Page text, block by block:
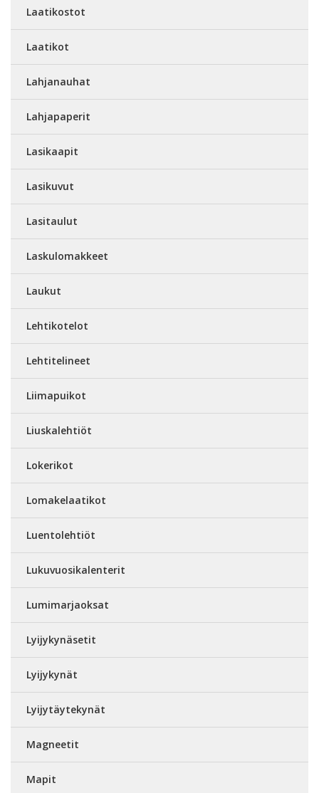
Laatikostot
Laatikot
Lahjanauhat
Lahjapaperit
Lasikaapit
Lasikuvut
Lasitaulut
Laskulomakkeet
Laukut
Lehtikotelot
Lehtitelineet
Liimapuikot
Liuskalehtiöt
Lokerikot
Lomakelaatikot
Luentolehtiöt
Lukuvuosikalenterit
Lumimarjaoksat
Lyijykynäsetit
Lyijykynät
Lyijytäytekynät
Magneetit
Mapit